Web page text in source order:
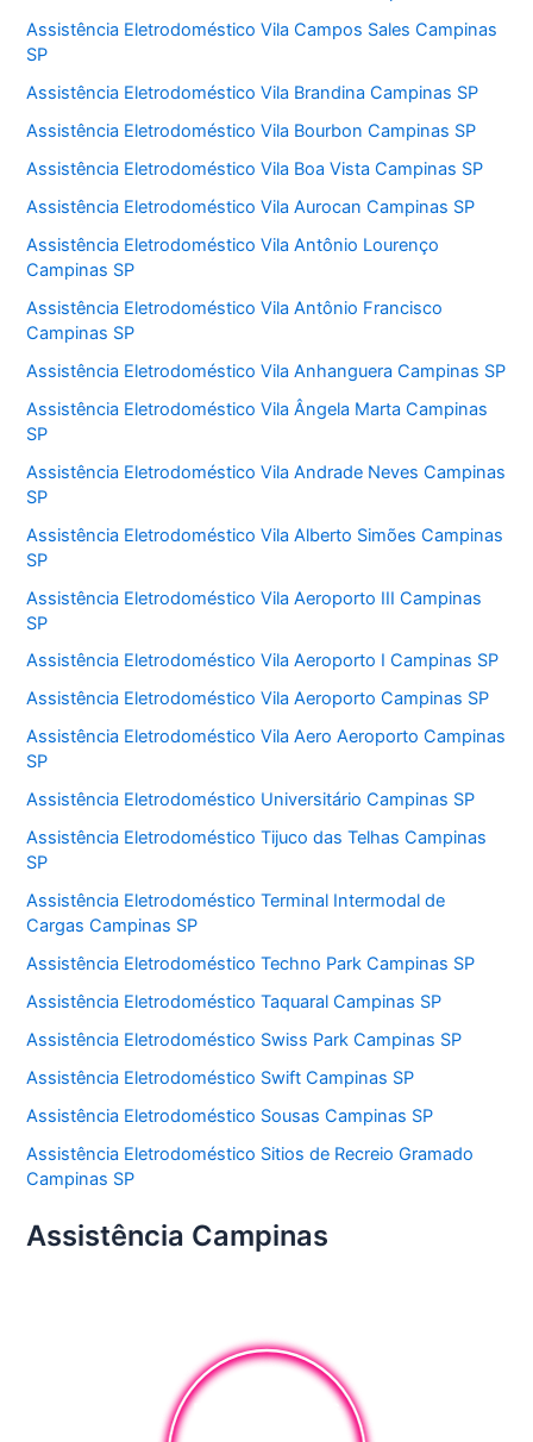
Assistência Eletrodoméstico Vila Campos Sales Campinas
SP
Assistência Eletrodoméstico Vila Brandina Campinas SP
Assistência Eletrodoméstico Vila Bourbon Campinas SP
Assistência Eletrodoméstico Vila Boa Vista Campinas SP
Assistência Eletrodoméstico Vila Aurocan Campinas SP
Assistência Eletrodoméstico Vila Antônio Lourenço
Campinas SP
Assistência Eletrodoméstico Vila Antônio Francisco
Campinas SP
Assistência Eletrodoméstico Vila Anhanguera Campinas SP
Assistência Eletrodoméstico Vila Ângela Marta Campinas
SP
Assistência Eletrodoméstico Vila Andrade Neves Campinas
SP
Assistência Eletrodoméstico Vila Alberto Simões Campinas
SP
Assistência Eletrodoméstico Vila Aeroporto III Campinas
SP
Assistência Eletrodoméstico Vila Aeroporto I Campinas SP
Assistência Eletrodoméstico Vila Aeroporto Campinas SP
Assistência Eletrodoméstico Vila Aero Aeroporto Campinas
SP
Assistência Eletrodoméstico Universitário Campinas SP
Assistência Eletrodoméstico Tijuco das Telhas Campinas
SP
Assistência Eletrodoméstico Terminal Intermodal de
Cargas Campinas SP
Assistência Eletrodoméstico Techno Park Campinas SP
Assistência Eletrodoméstico Taquaral Campinas SP
Assistência Eletrodoméstico Swiss Park Campinas SP
Assistência Eletrodoméstico Swift Campinas SP
Assistência Eletrodoméstico Sousas Campinas SP
Assistência Eletrodoméstico Sitios de Recreio Gramado
Campinas SP
Assistência Campinas